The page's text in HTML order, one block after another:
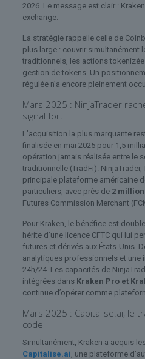
2026. Le message est clair :
exchange.
La stratégie rappelle celle de
plus large : couvrir simultanément
traditionnels, les actions
gestion de tokens. Un
régulée n’a encore pleinement
Mars 2025 : NinjaTrader
signal fort
L’acquisition la plus marquante
finalisée en mai 2025 pour 1,5
opération jamais réalisée entre le
traditionnelle (TradFi).
principale plateforme américaine
particuliers, avec près de 2
Futures Commission Merchant
Pour Kraken, le bénéfice est
hérite d’une licence CFTC qui lui
futures et dérivés aux États-Unis.
analytiques professionnels et une
24h/24. Les capacités de
intégrées dans Kraken Pro et
continue d’opérer comme
Mars 2025 : Capitalise.ai, le
code
Simultanément, Kraken a acquis
Capitalise.ai , une plateforme